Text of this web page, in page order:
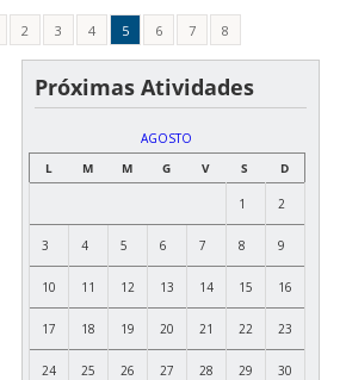
2 3 4 5 6 7 8
Próximas Atividades
AGOSTO
L
M M G V S D
1 2
3 4 5 6 7 8 9
10 11 12 13 14 15 16
17 18 19 20 21 22 23
24 25 26 27 28 29 30